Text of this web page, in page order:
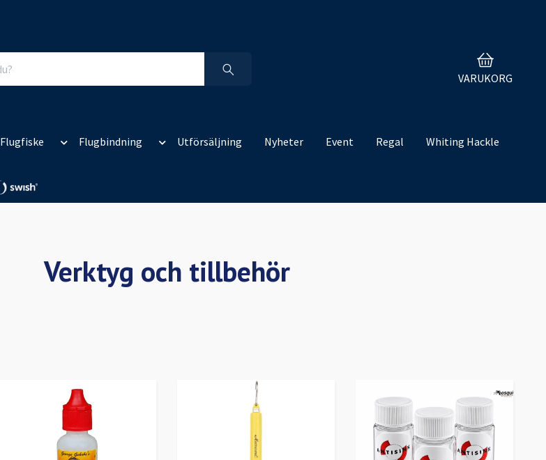
VARUKORG
Flugfiske Flugbindning Utförsäljning Nyheter Event Regal
Whiting Hackle
Verktyg och tillbehör